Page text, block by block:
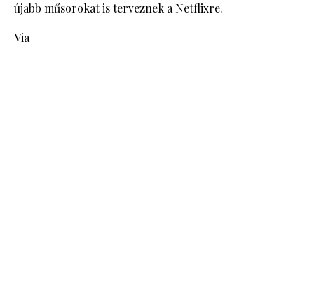
újabb műsorokat is terveznek a Netflixre.
Via